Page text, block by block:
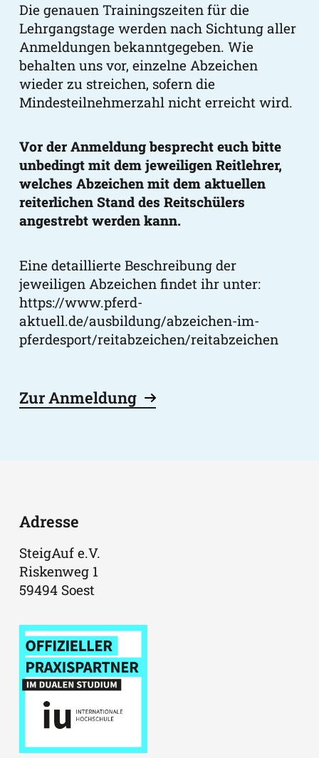
Die genauen Trainingszeiten für die
Lehrgangstage werden nach Sichtung aller
Anmeldungen bekanntgegeben. Wie
behalten uns vor, einzelne Abzeichen
wieder zu streichen, sofern die
Mindesteilnehmerzahl nicht erreicht wird.
Vor der Anmeldung besprecht euch bitte
unbedingt mit dem jeweiligen Reitlehrer,
welches Abzeichen mit dem aktuellen
reiterlichen Stand des Reitschülers
angestrebt werden kann.
Eine detaillierte Beschreibung der
jeweiligen Abzeichen findet ihr unter:
https://www.pferd-
aktuell.de/ausbildung/abzeichen-im-
pferdesport/reitabzeichen/reitabzeichen
Zur Anmeldung
Adresse
SteigAuf e.V.
Riskenweg 1
59494 Soest